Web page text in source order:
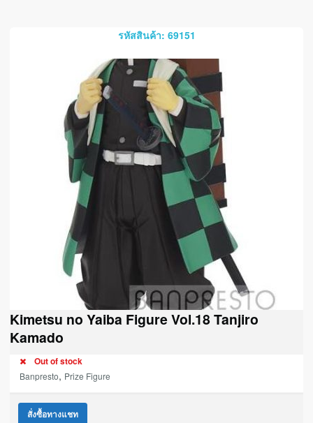
รหัสสินค้า: 69151
Kimetsu no Yaiba Figure Vol.18 Tanjiro
Kamado
Out of stock
Banpresto, Prize Figure
สั่งซื้อทางแชท